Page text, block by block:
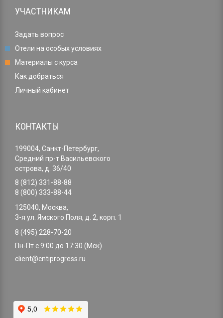
УЧАСТНИКАМ
Задать вопрос
Отели на особых условиях
Материалы с курса
Как добраться
Личный кабинет
КОНТАКТЫ
199004, Санкт-Петербург,
Средний пр-т Васильевского
острова, д. 36/40
8 (812) 331-88-88
8 (800) 333-88-44
125040, Москва,
3-я ул. Ямского Поля, д. 2, корп. 1
8 (495) 228-70-20
Пн-Пт с 9:00 до 17:30 (Мск)
client@cntiprogress.ru